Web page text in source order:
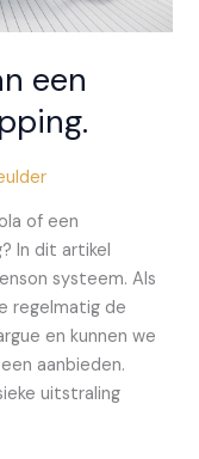
een
of een
In dit artikel
systeem. Als
regelmatig de
en kunnen we
aanbieden.
uitstraling